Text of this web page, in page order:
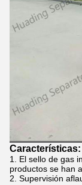
Características:
El sello de gas
productos se han
Supervisión